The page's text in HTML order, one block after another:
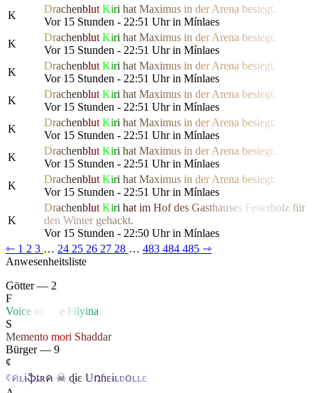
K
Drachenblut Kiri hat Maximus in derArena besiegt.
Vor 15 Stunden - 22:51 Uhr in Mínlaes
K
Drachenblut Kiri hat Maximus in derArena besiegt.
Vor 15 Stunden - 22:51 Uhr in Mínlaes
K
Drachenblut Kiri hat Maximus in derArena besiegt.
Vor 15 Stunden - 22:51 Uhr in Mínlaes
K
Drachenblut Kiri hat Maximus in derArena besiegt.
Vor 15 Stunden - 22:51 Uhr in Mínlaes
K
Drachenblut Kiri hat Maximus in derArena besiegt.
Vor 15 Stunden - 22:51 Uhr in Mínlaes
K
Drachenblut Kiri hat Maximus in derArena besiegt.
Vor 15 Stunden - 22:51 Uhr in Mínlaes
K
Drachenblut Kiri hat Maximus in derArena besiegt.
Vor 15 Stunden - 22:51 Uhr in Mínlaes
K
Drachenblut Kiri hat im Hofdes Gasthauses Feuerholz für
den Winter gehackt.
Vor 15 Stunden - 22:50 Uhr in Mínlaes
⇽ 1 2 3 … 24 25 26 27 28 … 483 484 485 ⇾
Anwesenheitsliste
Götter — 2
F
Voice of e Filyina
S
Memento mori Shaddar
Bürger — 9
¢
¢คʟɨֆȶʀค ☠ ɖɨɛ Uռɦɛɨʟʋօʟʟɛ